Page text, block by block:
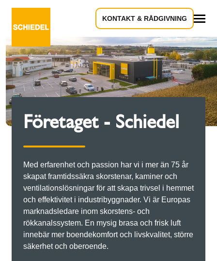
KONTAKT & RÅDGIVNING
Företaget - Schiedel
Med erfarenhet och passion har vi i mer än 75 år
skapat framtidssäkra skorstenar, kaminer och
ventilationslösningar för att skapa trivsel i hemmet
och effektivitet i industribyggnader. Vi är Europas
marknadsledare inom skorstens- och
rökkanalssystem. En mysig brasa och frisk luft
innebär mer boendekomfort och livskvalitet, större
säkerhet och oberoende.